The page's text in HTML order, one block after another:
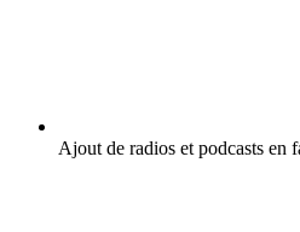
Ajout de radios et podcasts en